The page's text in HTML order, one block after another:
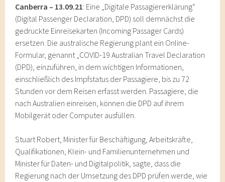
Canberra – 13.09.21: Eine „Digitale Passagiererklärung“
(Digital Passenger Declaration, DPD) soll demnächst die
gedruckte Einreisekarten (Incoming Passager Cards)
ersetzen. Die australische Regierung plant ein Online-
Formular, genannt „COVID-19 Australian Travel Declaration
(DPD), einzuführen, in dem wichtigen Informationen,
einschließlich des Impfstatus der Passagiere, bis zu 72
Stunden vor dem Reisen erfasst werden. Passagiere, die
nach Australien einreisen, können die DPD auf ihrem
Mobilgerät oder Computer ausfüllen.
Stuart Robert, Minister für Beschäftigung, Arbeitskräfte,
Qualifikationen, Klein- und Familienunternehmen und
Minister für Daten- und Digitalpolitik, sagte, dass die
Regierung nach der Umsetzung des DPD prüfen werde, wie